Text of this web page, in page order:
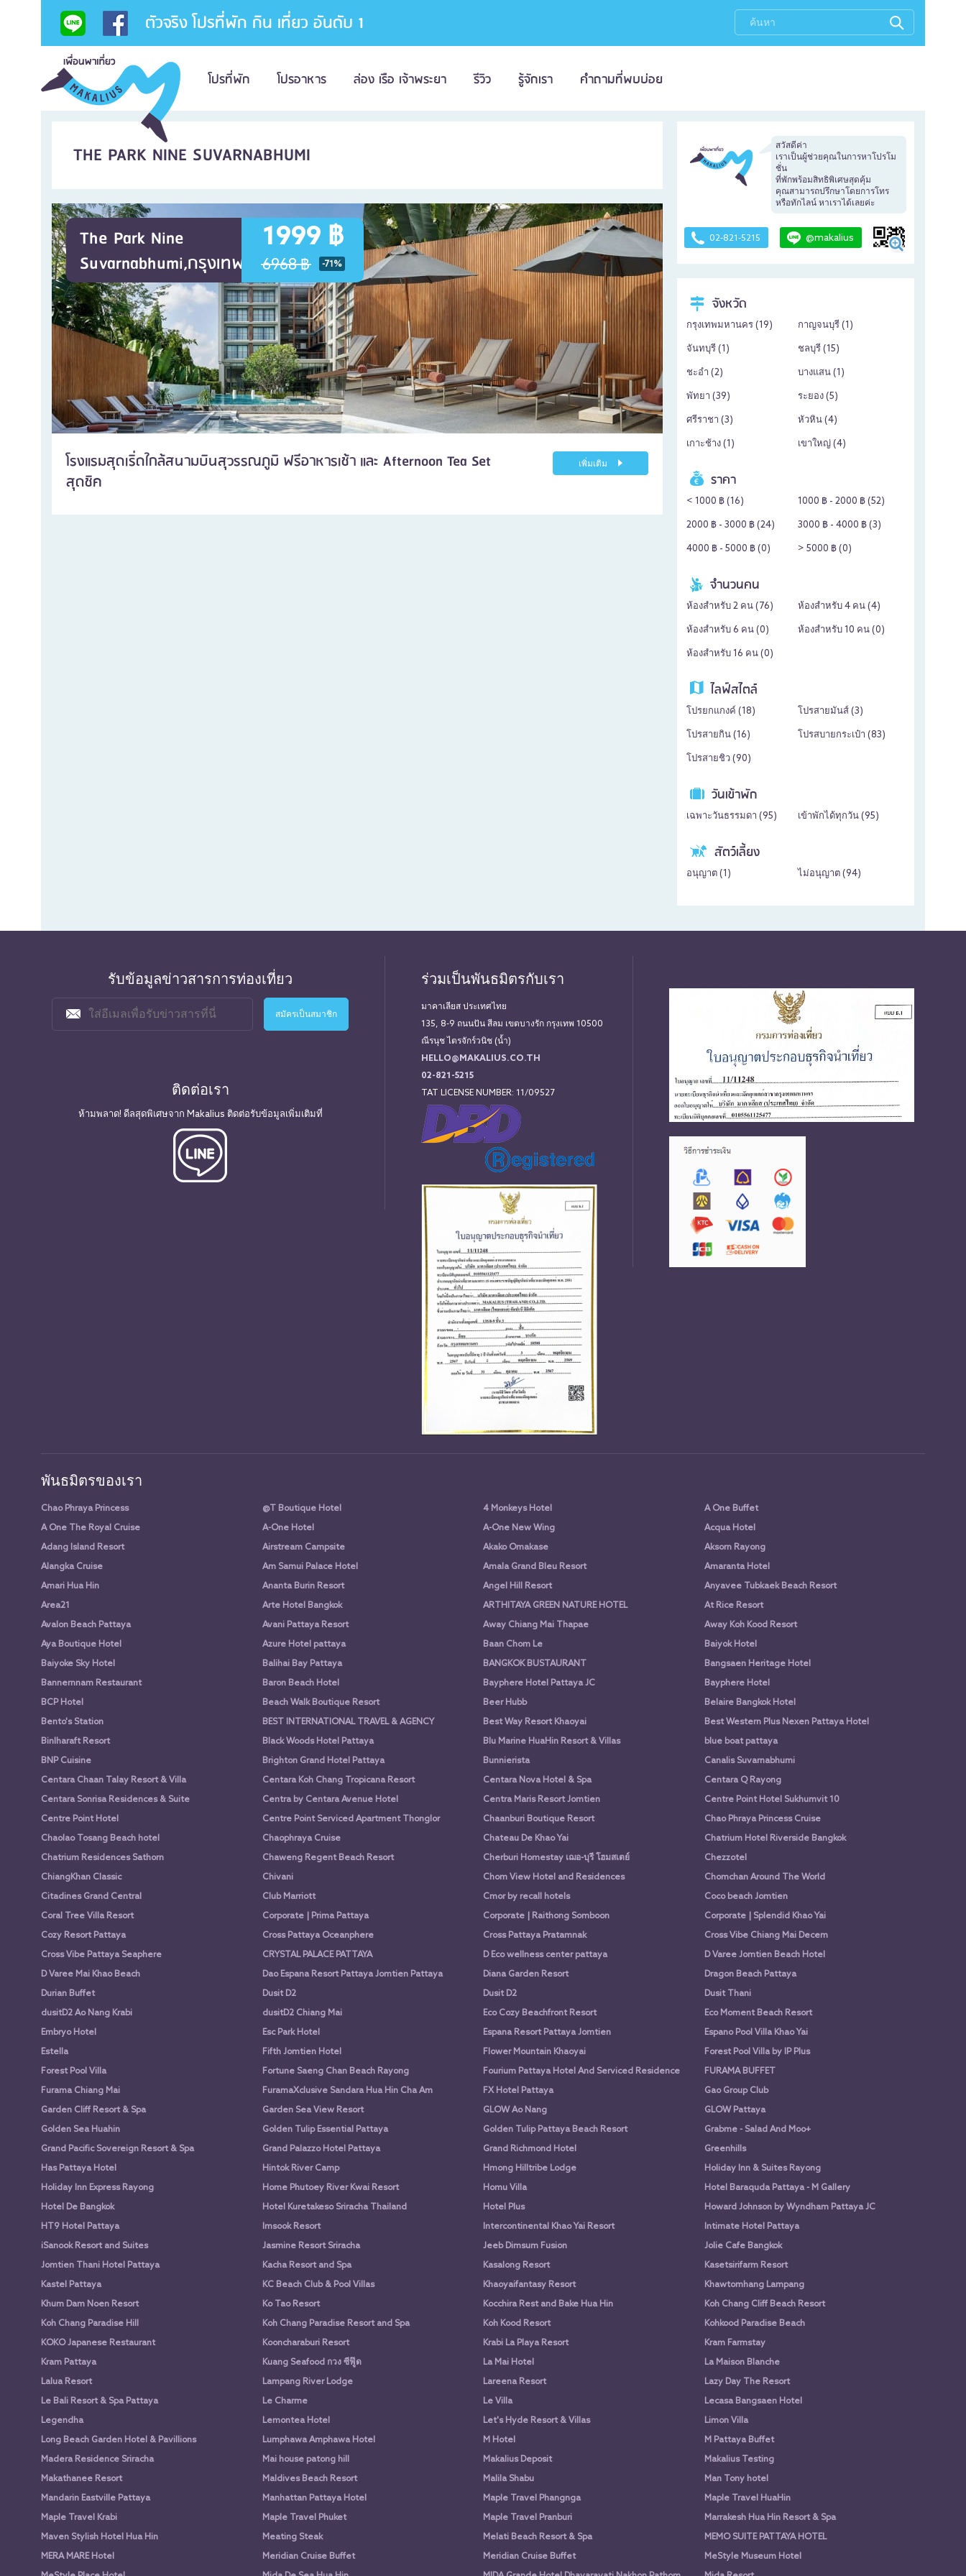
ตัวจริง โปรที่พัก กิน เที่ยว อันดับ 1
โปรที่พัก โปรอาหาร ล่อง เรือ เจ้าพระยา รีวิว รู้จักเรา คำถามที่พบบ่อย
THE PARK NINE SUVARNABHUMI
The Park Nine
Suvarnabhumi,กรุงเทพ
1999 ฿
6968 ฿ -71%
โรงแรมสุดเริ่ดใกล้สนามบินสุวรรณภูมิ ฟรีอาหารเช้า และ Afternoon Tea Set
สุดชิค
เพิ่มเติม
สวัสดีค่า
เราเป็นผู้ช่วยคุณในการหาโปรโม
ชั่น
ที่พักพร้อมสิทธิพิเศษสุดคุ้ม
คุณสามารถปรึกษาโดยการโทร
หรือทักไลน์ หาเราได้เลยค่ะ
02-821-5215 @makalius
จังหวัด
กรุงเทพมหานคร (19) กาญจนบุรี (1 )
จันทบุรี (1 ) ชลบุรี (15)
ชะอำ (2) บางแสน (1 )
พัทยา (39) ระยอง (5)
ศรีราชา (3) หัวหิน (4)
เกาะช้าง (1 ) เขาใหญ่ (4)
ราคา
< 1000 ฿ (16) 1000 ฿ - 2000 ฿ (52)
2000 ฿ - 3000 ฿ (24) 3000 ฿ - 4000 ฿ (3)
4000 ฿ - 5000 ฿ (0) > 5000 ฿ (0)
จำนวนคน
ห้องสำหรับ 2 คน ( 76) ห้องสำหรับ 4 คน (4)
ห้องสำหรับ 6 คน (0) ห้องสำหรับ 10 คน (0)
ห้องสำหรับ 16 คน (0)
ไลฟ์สไตล์
โปรยกแกงค์ (18) โปรสายมันส์ (3)
โปรสายกิน (16) โปรสบายกระเป๋า (83)
โปรสายชิว ( 90)
วันเข้าพัก
เฉพาะวันธรรมดา ( 95) เข้าพักได้ทุกวัน ( 95)
สัตว์เลี้ยง
อนุญาต (1 ) ไม่อนุญาต ( 94)
รับข้อมูลข่าวสารการท่องเที่ยว
ติดต่อเรา
ห้ามพลาด! ดีลสุดพิเศษจาก Makalius ติดต่อรับข้อมูลเพิ่มเติมที่
ร่วมเป็นพันธมิตรกับเรา
มาคาเลียส ประเทศไทย
135, 8-9 ถนนปัน สีลม เขตบางรัก กรุงเทพ 10500
ณีรนุช ไตรจักร์วนิช (น้ำ)
HELLO@MAKALIUS.CO.TH
02-821-5215
TAT LICENSE NUMBER: 11/09527
พันธมิตรของเรา
Chao Phraya Princess @T Boutique Hotel 4 Monkeys Hotel
A One Buffet
A One The Royal Cruise
A-One Hotel A-One New Wing
Acqua Hotel
Adang Island Resort
Airstream Campsite Akako Omakase
Aksorn Rayong
Alangka Cruise
Am Samui Palace Hotel Amala Grand Bleu Resort
Amaranta Hotel
Amari Hua Hin
Ananta Burin Resort Angel Hill Resort
Anyavee Tubkaek Beach Resort
Area21
Arte Hotel Bangkok ARTHITAYA GREEN NATURE HOTEL
At Rice Resort
Avalon Beach Pattaya
Avani Pattaya Resort Away Chiang Mai Thapae
Away Koh Kood Resort
Aya Boutique Hotel
Azure Hotel pattaya Baan Chom Le
Baiyok Hotel
Baiyoke Sky Hotel
Balihai Bay Pattaya BANGKOK BUSTAURANT
Bangsaen Heritage Hotel
Bannernnam Restaurant
Baron Beach Hotel Bayphere Hotel Pattaya JC
Bayphere Hotel
BCP Hotel
Beach Walk Boutique Resort Beer Hubb
Belaire Bangkok Hotel
Bento's Station
BEST INTERNATIONAL TRAVEL & AGENCY Best Way Resort Khaoyai
Best Western Plus Nexen Pattaya Hotel
Binlharaft Resort
Black Woods Hotel Pattaya Blu Marine HuaHin Resort & Villas
blue boat pattaya
BNP Cuisine
Brighton Grand Hotel Pattaya Bunnierista
Canalis Suvarnabhumi
Centara Chaan Talay Resort & Villa
Centara Koh Chang Tropicana Resort Centara Nova Hotel & Spa
Centara Q Rayong
Centara Sonrisa Residences & Suite
Centra by Centara Avenue Hotel Centra Maris Resort Jomtien
Centre Point Hotel Sukhumvit 10
Centre Point Hotel
Centre Point Serviced Apartment Thonglor Chaanburi Boutique Resort
Chao Phraya Princess Cruise
Chaolao Tosang Beach hotel
Chaophraya Cruise Chateau De Khao Yai
Chatrium Hotel Riverside Bangkok
Chatrium Residences Sathorn
Chaweng Regent Beach Resort Cherburi Homestay เฌอ-บุรี โฮมสเตย์
Chezzotel
ChiangKhan Classic
Chivani Chom View Hotel and Residences
Chomchan Around The World
Citadines Grand Central
Club Marriott Cmor by recall hotels
Coco beach Jomtien
Coral Tree Villa Resort
Corporate | Prima Pattaya Corporate | Raithong Somboon
Corporate | Splendid Khao Yai
Cozy Resort Pattaya
Cross Pattaya Oceanphere Cross Pattaya Pratamnak
Cross Vibe Chiang Mai Decem
Cross Vibe Pattaya Seaphere
CRYSTAL PALACE PATTAYA D Eco wellness center pattaya
D Varee Jomtien Beach Hotel
D Varee Mai Khao Beach
Dao Espana Resort Pattaya Jomtien Pattaya Diana Garden Resort
Dragon Beach Pattaya
Durian Buffet
Dusit D2 Dusit D2
Dusit Thani
dusitD2 Ao Nang Krabi
dusitD2 Chiang Mai Eco Cozy Beachfront Resort
Eco Moment Beach Resort
Embryo Hotel
Esc Park Hotel Espana Resort Pattaya Jomtien
Espano Pool Villa Khao Yai
Estella
Fifth Jomtien Hotel Flower Mountain Khaoyai
Forest Pool Villa by IP Plus
Forest Pool Villa
Fortune Saeng Chan Beach Rayong Fourium Pattaya Hotel And Serviced Residence
FURAMA BUFFET
Furama Chiang Mai
FuramaXclusive Sandara Hua Hin Cha Am FX Hotel Pattaya
Gao Group Club
Garden Cliff Resort & Spa
Garden Sea View Resort GLOW Ao Nang
GLOW Pattaya
Golden Sea Huahin
Golden Tulip Essential Pattaya Golden Tulip Pattaya Beach Resort
Grabme - Salad And Moo+
Grand Pacific Sovereign Resort & Spa
Grand Palazzo Hotel Pattaya Grand Richmond Hotel
Greenhills
Has Pattaya Hotel
Hintok River Camp Hmong Hilltribe Lodge
Holiday Inn & Suites Rayong
Holiday Inn Express Rayong
Home Phutoey River Kwai Resort Homu Villa
Hotel Baraquda Pattaya - M Gallery
Hotel De Bangkok
Hotel Kuretakeso Sriracha Thailand Hotel Plus
Howard Johnson by Wyndham Pattaya JC
HT9 Hotel Pattaya
Imsook Resort Intercontinental Khao Yai Resort
Intimate Hotel Pattaya
iSanook Resort and Suites
Jasmine Resort Sriracha Jeeb Dimsum Fusion
Jolie Cafe Bangkok
Jomtien Thani Hotel Pattaya
Kacha Resort and Spa Kasalong Resort
Kasetsirifarm Resort
Kastel Pattaya
KC Beach Club & Pool Villas Khaoyaifantasy Resort
Khawtomhang Lampang
Khum Dam Noen Resort
Ko Tao Resort Kocchira Rest and Bake Hua Hin
Koh Chang Cliff Beach Resort
Koh Chang Paradise Hill
Koh Chang Paradise Resort and Spa Koh Kood Resort
Kohkood Paradise Beach
KOKO Japanese Restaurant
Kooncharaburi Resort Krabi La Playa Resort
Kram Farmstay
Kram Pattaya
Kuang Seafood กวง ซีฟู๊ด La Mai Hotel
La Maison Blanche
Lalua Resort
Lampang River Lodge Lareena Resort
Lazy Day The Resort
Le Bali Resort & Spa Pattaya
Le Charme Le Villa
Lecasa Bangsaen Hotel
Legendha
Lemontea Hotel Let's Hyde Resort & Villas
Limon Villa
Long Beach Garden Hotel & Pavillions
Lumphawa Amphawa Hotel M Hotel
M Pattaya Buffet
Madera Residence Sriracha
Mai house patong hill Makalius Deposit
Makalius Testing
Makathanee Resort
Maldives Beach Resort Malila Shabu
Man Tony hotel
Mandarin Eastville Pattaya
Manhattan Pattaya Hotel Maple Travel Phangnga
Maple Travel HuaHin
Maple Travel Krabi
Maple Travel Phuket Maple Travel Pranburi
Marrakesh Hua Hin Resort & Spa
Maven Stylish Hotel Hua Hin
Meating Steak Melati Beach Resort & Spa
MEMO SUITE PATTAYA HOTEL
MERA MARE Hotel
Meridian Cruise Buffet Meridian Cruise Buffet
MeStyle Museum Hotel